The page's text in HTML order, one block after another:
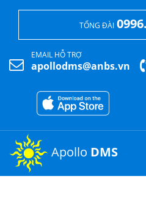
TỔNG ĐÀI
EMAIL HỖ TRỢ
apollodms@anbs.vn
Apollo DMS